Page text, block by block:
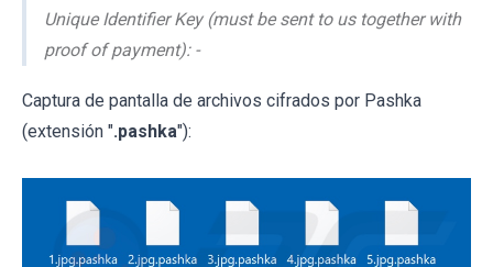
Unique Identifier Key (must be sent to us together with
proof of payment): -
Captura de pantalla de archivos cifrados por Pashka
(extensión ".pashka"):